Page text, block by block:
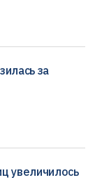
за
увеличилось